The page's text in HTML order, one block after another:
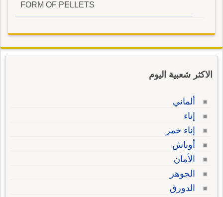
FORM OF PELLETS
الاكثر شعبية اليوم
ألماني
إناء
إناء خمر
أوباش
الأمان
الجوهر
الدورق